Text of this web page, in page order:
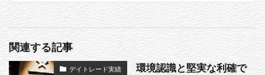
関連する記事
デイトレード実績
環境認識と堅実な利確で